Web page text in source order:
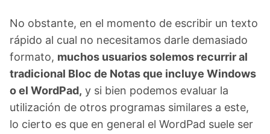
No obstante, en el momento de escribir un texto
rápido al cual no necesitamos darle demasiado
formato, muchos usuarios solemos recurrir al
tradicional Bloc de Notas que incluye Windows
o el WordPad, y si bien podemos evaluar la
utilización de otros programas similares a este,
lo cierto es que en general el WordPad suele ser